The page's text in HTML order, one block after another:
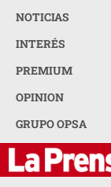
NOTICIAS
INTERÉS
PREMIUM
OPINION
GRUPO OPSA